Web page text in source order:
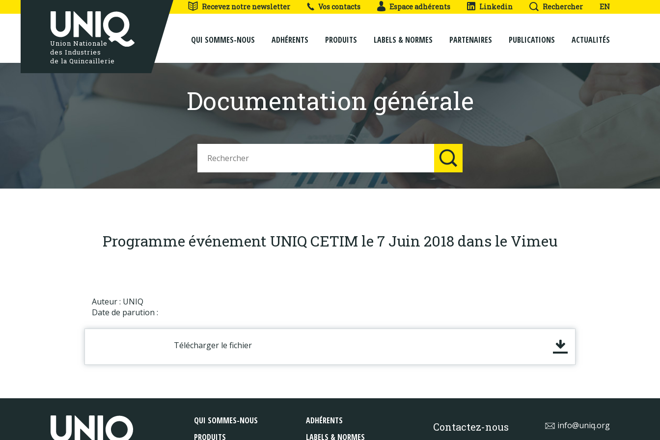
Union Nationale
des Industries
de la Quincaillerie
Recevez notre newsletter Vos contacts Espace adhérents Linkedin Rechercher EN
QUI SOMMES-NOUS ADHÉRENTS PRODUITS LABELS & NORMES PARTENAIRES PUBLICATIONS ACTUALITÉS
Documentation générale
Programme événement UNIQ CETIM le 7 Juin 2018 dans le Vimeu
Auteur : UNIQ
Date de parution :
Télécharger le fichier
QUI SOMMES-NOUS
ADHÉRENTS
PRODUITS
LABELS & NORMES
Contactez-nous info@uniq.org